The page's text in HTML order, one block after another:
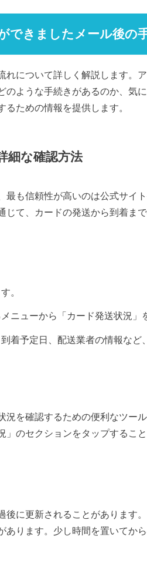
できましたメール後の
れについて詳しく解説します。
ような手続きがあるのか、気
ための情報を提供します。
細な確認方法
最も信頼性が高いのは公式サイ
じて、カードの発送から到着ま
。
ニューから「カード発送状況」
着予定日、配送業者の情報など
況を確認するための便利なツー
」のセクションをタップするこ
後に更新されることがあります
ります。少し時間を置いてか